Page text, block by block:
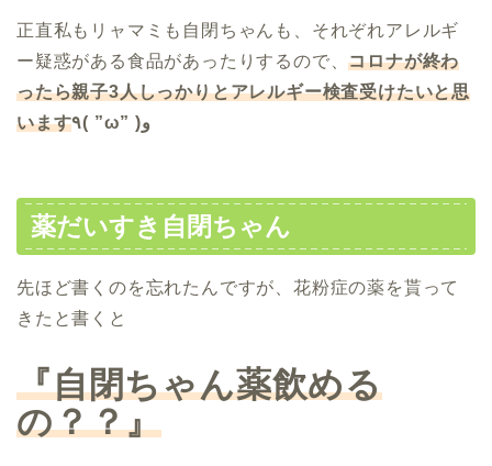
正直私もリャマミも自閉ちゃんも、それぞれアレルギ
ー疑惑がある食品があったりするので、コロナが終わ
ったら親子3人しっかりとアレルギー検査受けたいと思
います
٩( ”ω” )و
薬だいすき自閉ちゃん
先ほど書くのを忘れたんですが、花粉症の薬を貰って
きたと書くと
『自閉ちゃん薬飲める
の？？』